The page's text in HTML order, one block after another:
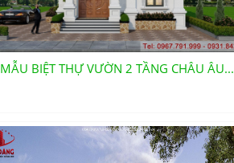
MẪU BIỆT THỰ VƯỜN 2 TẦNG CHÂU ÂU...